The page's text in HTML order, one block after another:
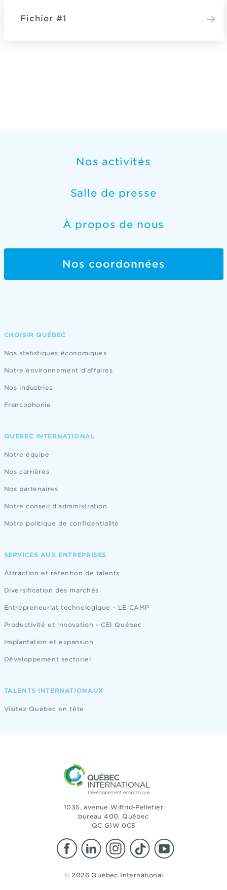
Fichier #1
Nos activités
Salle de presse
À propos de nous
Nos coordonnées
CHOISIR QUÉBEC
Nos statistiques économiques
Notre environnement d'affaires
Nos industries
Francophonie
QUÉBEC INTERNATIONAL
Notre équipe
Nos carrières
Nos partenaires
Notre conseil d'administration
Notre politique de confidentialité
SERVICES AUX ENTREPRISES
Attraction et rétention de talents
Diversification des marchés
Entrepreneuriat technologique - LE CAMP
Productivité et innovation - CEI Québec
Implantation et expansion
Développement sectoriel
TALENTS INTERNATIONAUX
Visitez Québec en tête
1035, avenue Wilfrid-Pelletier
bureau 400, Québec
QC G1W 0C5
© 2026 Québec International